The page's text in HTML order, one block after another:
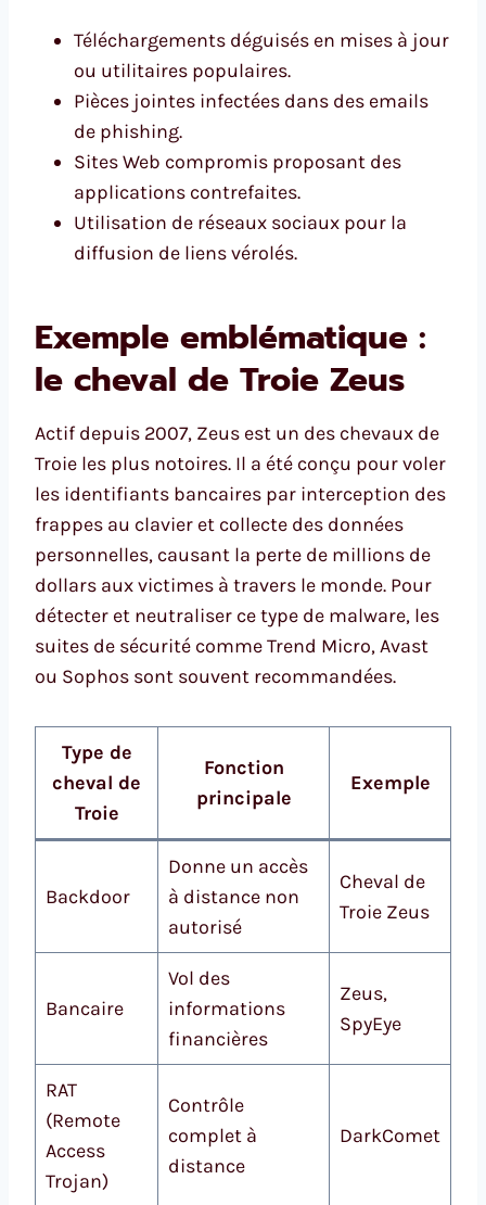
Téléchargements déguisés en mises à jour
ou utilitaires populaires.
Pièces jointes infectées dans des emails
de phishing.
Sites Web compromis proposant des
applications contrefaites.
Utilisation de réseaux sociaux pour la
diffusion de liens vérolés.
Exemple emblématique :
le cheval de Troie Zeus
Actif depuis 2007, Zeus est un des chevaux de
Troie les plus notoires. Il a été conçu pour voler
les identifiants bancaires par interception des
frappes au clavier et collecte des données
personnelles, causant la perte de millions de
dollars aux victimes à travers le monde. Pour
détecter et neutraliser ce type de malware, les
suites de sécurité comme Trend Micro, Avast
ou Sophos sont souvent recommandées.
Type de
cheval de
Troie
Fonction
principale
Exemple
Backdoor
Donne un accès
à distance non
autorisé
Cheval de
Troie Zeus
Bancaire
Vol des
informations
financières
Zeus,
SpyEye
RAT
(Remote
Access
Trojan)
Contrôle
complet à
distance
DarkComet